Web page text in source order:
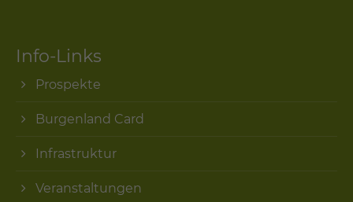
Info-Links
Prospekte
Burgenland Card
Infrastruktur
Veranstaltungen